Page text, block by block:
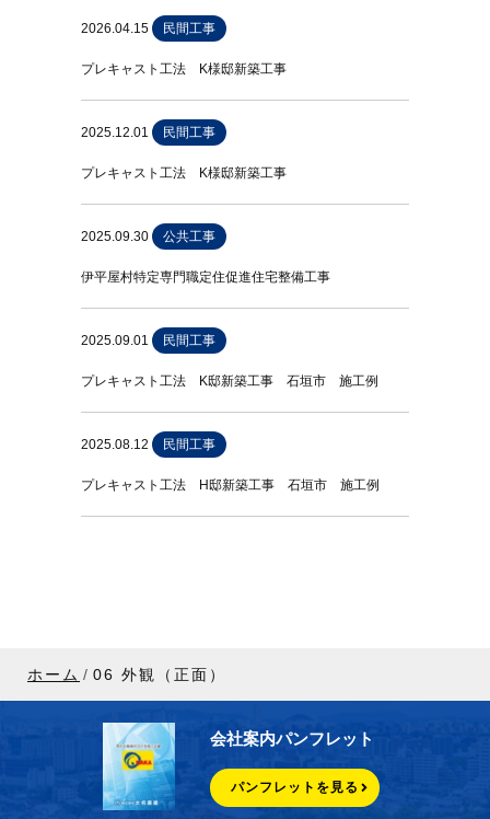
2026.04.15 民間工事
プレキャスト工法 K様邸新築工事
2025.12.01 民間工事
プレキャスト工法 K様邸新築工事
2025.09.30 公共工事
伊平屋村特定専門職定住促進住宅整備工事
2025.09.01 民間工事
プレキャスト工法 K邸新築工事 石垣市 施工例
2025.08.12 民間工事
プレキャスト工法 H邸新築工事 石垣市 施工例
ホーム 06 外観（正面）
会社案内パンフレット
パンフレットを見る